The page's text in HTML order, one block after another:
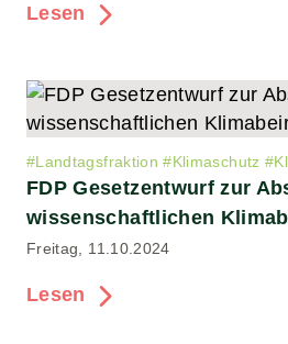
Lesen
#Landtagsfraktion #Klimaschutz #
FDP Gesetzentwurf zur
wissenschaftlichen
Freitag, 11.10.2024
Lesen